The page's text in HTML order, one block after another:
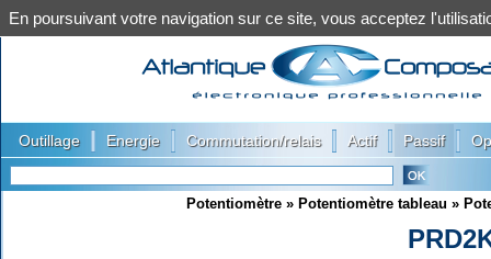
Outillage Energie Commutation/relais Actif Passif
Potentiomètre » Potentiomètre tableau »
En poursuivant votre navigation sur ce site, vous acceptez